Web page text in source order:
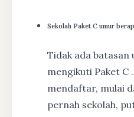
Sekolah Paket C umur
Tidak ada
mengikuti Paket C
mendaftar, mulai
pernah sekolah,